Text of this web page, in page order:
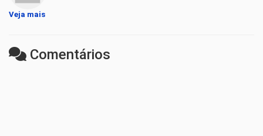
Veja mais
Comentários